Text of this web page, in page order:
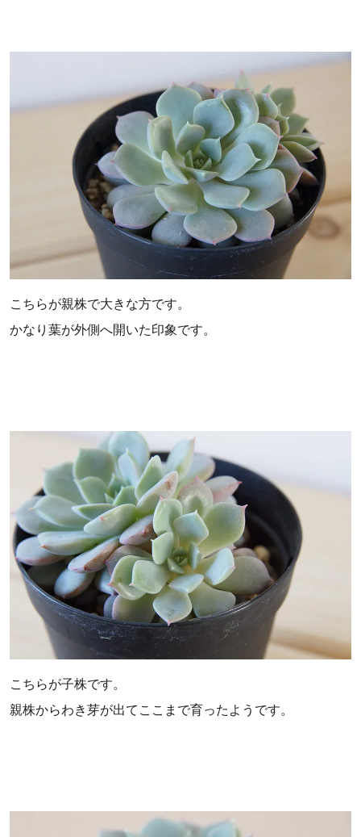
こちらが親株で大きな方です。
かなり葉が外側へ開いた印象です。
こちらが子株です。
親株からわき芽が出てここまで育ったようです。